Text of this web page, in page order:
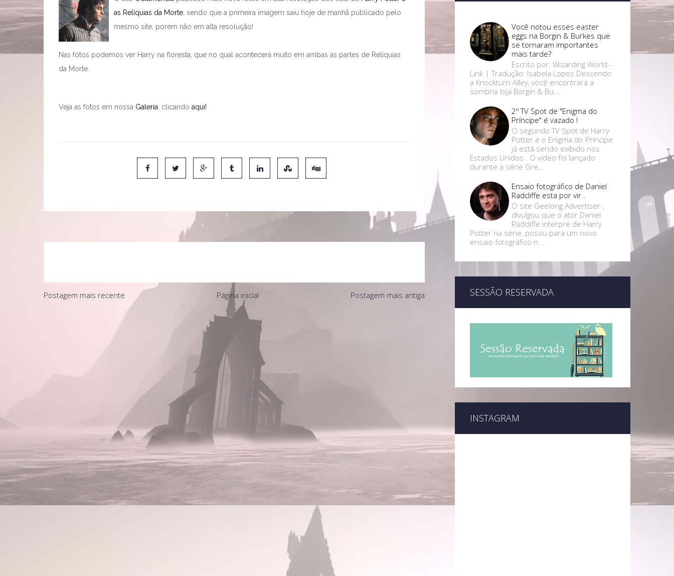
as Relíquias da Morte , sendo que a primeira imagem saiu hoje de manhã publicado pelo
mesmo site, porém não em alta resolução!
Nas fotos podemos ver Harry na floresta, que no qual acontecerá muito em ambas as partes de Relíquias
da Morte.
Veja as fotos em nossa Galeria , clicando aqui!
Postagem mais recente Postagem mais antiga
Página inicial
Você notou esses easter
eggs na Borgin & Burkes que
se tornaram importantes
mais tarde?
Escrito por: Wizarding World -
Link | Tradução: Isabela Lopes Descendo
a Knockturn Alley, você encontrará a
sombria loja Borgin & Bu...
2º TV Spot de "Enigma do
Príncipe" é vazado !
O segundo TV Spot de Harry
Potter e o Enigma do Príncipe
já está sendo exibido nos
Estados Unidos . O vídeo foi lançado
durante a série Gre...
Ensaio fotográfico de Daniel
Radcliffe esta por vir .
O site Geelong Advertiser ,
divulgou que o ator Daniel
Radcliffe interpre de Harry
Potter na série, posou para um novo
ensaio fotográfico n...
SESSÃO RESERVADA
INSTAGRAM